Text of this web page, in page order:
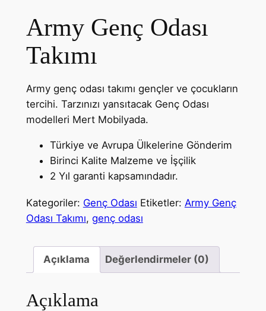
Army Genç Odası
Takımı
Army genç odası takımı gençler ve çocukların
tercihi. Tarzınızı yansıtacak Genç Odası
modelleri Mert Mobilyada.
Türkiye ve Avrupa Ülkelerine Gönderim
Birinci Kalite Malzeme ve İşçilik
2 Yıl garanti kapsamındadır.
Kategoriler: Genç Odası Etiketler: Army Genç
Odası Takımı, genç odası
Açıklama Değerlendirmeler (0)
Açıklama